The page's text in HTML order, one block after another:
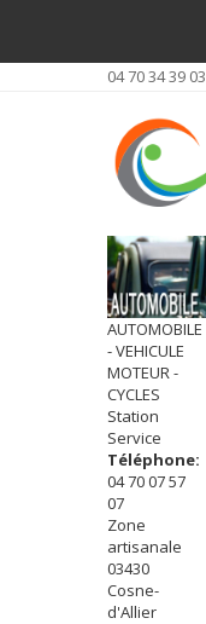
04 70 34 39 03
AUTOMOBILE
- VEHICULE
MOTEUR -
CYCLES
Station
Service
Téléphone:
04 70 07 57
07
Zone
artisanale
03430
Cosne-
d'Allier